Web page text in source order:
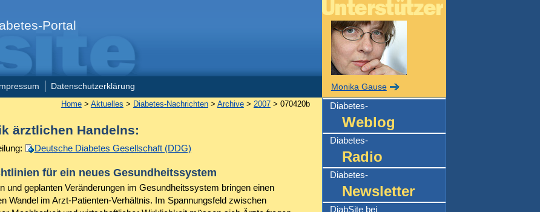
Portal
Impressum Datenschutzerklärung
Home> Aktuelles > Diabetes-Nachrichten> Archive> 2007> 070420b
ärztlichen Handelns:
Deutsche Diabetes Gesellschaft (DDG)
für ein neues Gesundheitssystem
und geplanten Veränderungen im Gesundheitssystem bringen einen
Wandel im Arzt-Patienten-Verhältnis. Im Spannungsfeld zwischen
Monika Gause
Diabetes-
Weblog
Diabetes-
Radio
Diabetes-
Newsletter
DiabSite bei